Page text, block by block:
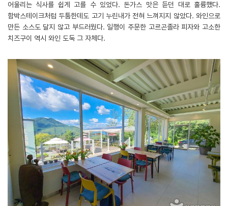
어울리는 식사를 쉽게 고를 수 있었다. 돈가스 맛은 듣던 대로 훌륭했다.
함박스테이크처럼 두툼한데도 고기 누린내가 전혀 느껴지지 않았다. 와인으로
만든 소스도 달지 않고 부드러웠다. 일행이 주문한 고르곤졸라 피자와 고소한
치즈구이 역시 와인 도둑 그 자체다.